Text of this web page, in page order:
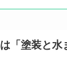
「塗装と水